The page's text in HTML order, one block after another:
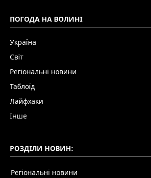
ПОГОДА НА ВОЛИНІ
Україна
Світ
Регіональні новини
Таблоїд
Лайфхаки
Інше
РОЗДІЛИ НОВИН:
Регіональні новини